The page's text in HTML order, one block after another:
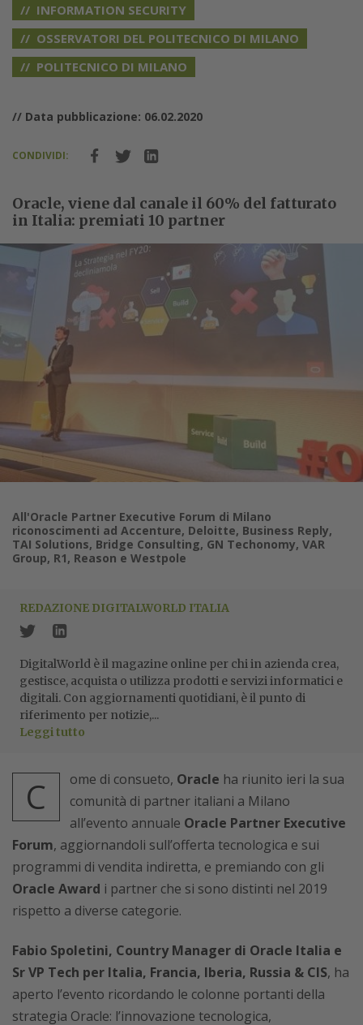
INFORMATION SECURITY
OSSERVATORI DEL POLITECNICO DI MILANO
POLITECNICO DI MILANO
// Data pubblicazione: 06.02.2020
CONDIVIDI:
Oracle, viene dal canale il 60% del fatturato
in Italia: premiati 10 partner
All'Oracle Partner Executive Forum di Milano
riconoscimenti ad Accenture, Deloitte, Business Reply,
TAI Solutions, Bridge Consulting, GN Techonomy, VAR
Group, R1, Reason e Westpole
REDAZIONE DIGITALWORLD ITALIA
DigitalWorld è il magazine online per chi in azienda crea,
gestisce, acquista o utilizza prodotti e servizi informatici e
digitali. Con aggiornamenti quotidiani, è il punto di
riferimento per notizie,...
Leggi tutto
C ome di consueto, Oracle ha riunito ieri la sua
comunità di partner italiani a Milano
all’evento annuale Oracle Partner Executive
Forum, aggiornandoli sull’offerta tecnologica e sui
programmi di vendita indiretta, e premiando con gli
Oracle Award i partner che si sono distinti nel 2019
rispetto a diverse categorie.
Fabio Spoletini, Country Manager di Oracle Italia e
Sr VP Tech per Italia, Francia, Iberia, Russia & CIS, ha
aperto l’evento ricordando le colonne portanti della
strategia Oracle: l’innovazione tecnologica,